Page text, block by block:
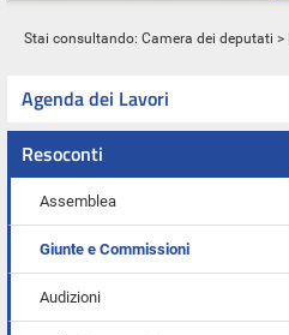
Stai consultando: Camera dei deputati >
Agenda dei Lavori
Resoconti
Assemblea
Giunte e Commissioni
Audizioni